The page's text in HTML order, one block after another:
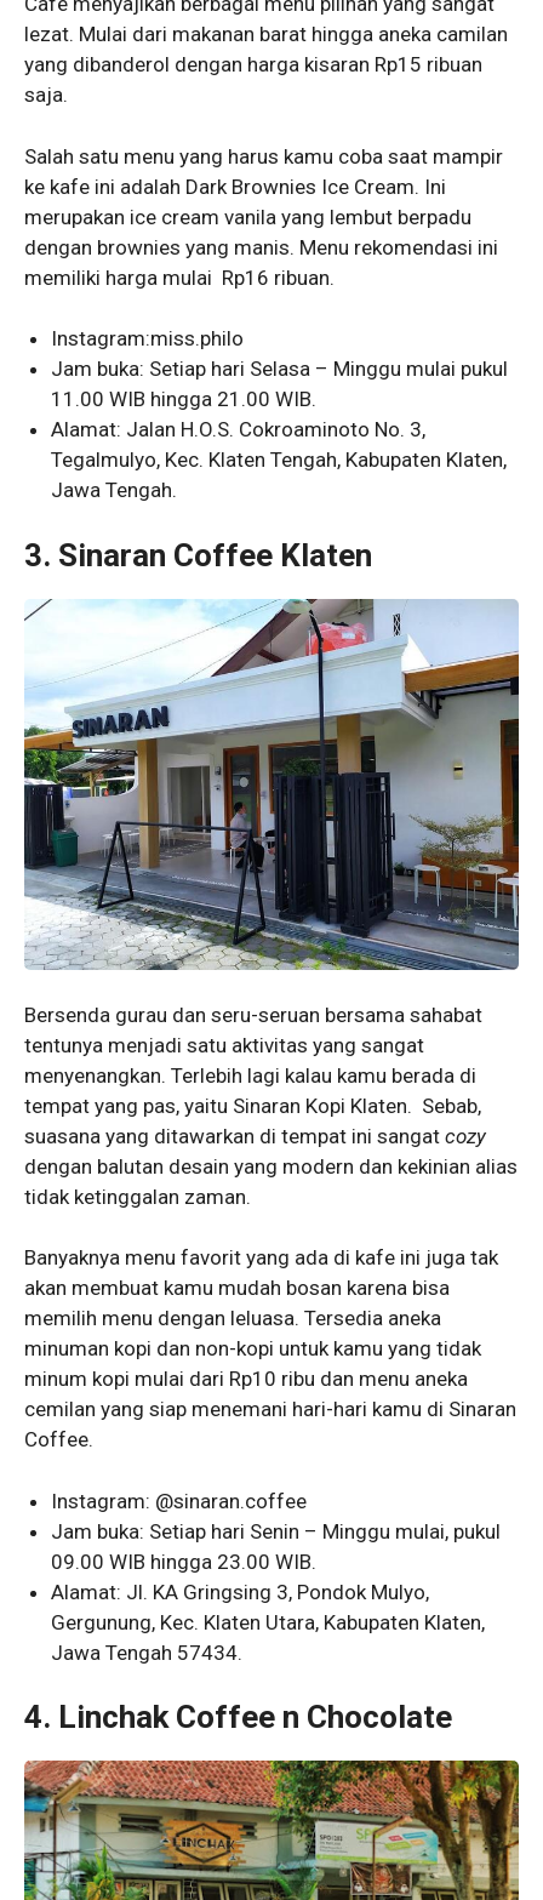
lezat. Mulai dari makanan barat hingga aneka camilan
yang dibanderol dengan harga kisaran Rp15 ribuan
saja.
Salah satu menu yang harus kamu coba saat mampir
ke kafe ini adalah Dark Brownies Ice Cream. Ini
merupakan ice cream vanila yang lembut berpadu
dengan brownies yang manis. Menu rekomendasi ini
memiliki harga mulai Rp16 ribuan.
Instagram:miss.philo
Jam buka: Setiap hari Selasa – Minggu mulai pukul
11.00 WIB hingga 21.00 WIB.
Alamat: Jalan H.O.S. Cokroaminoto No. 3,
Tegalmulyo, Kec. Klaten Tengah, Kabupaten Klaten,
Jawa Tengah.
3. Sinaran Coffee Klaten
Bersenda gurau dan seru-seruan bersama sahabat
tentunya menjadi satu aktivitas yang sangat
menyenangkan. Terlebih lagi kalau kamu berada di
tempat yang pas, yaitu Sinaran Kopi Klaten. Sebab,
suasana yang ditawarkan di tempat ini sangat cozy
dengan balutan desain yang modern dan kekinian alias
tidak ketinggalan zaman.
Banyaknya menu favorit yang ada di kafe ini juga tak
akan membuat kamu mudah bosan karena bisa
memilih menu dengan leluasa. Tersedia aneka
minuman kopi dan non-kopi untuk kamu yang tidak
minum kopi mulai dari Rp10 ribu dan menu aneka
cemilan yang siap menemani hari-hari kamu di Sinaran
Coffee.
Instagram: @sinaran.coffee
Jam buka: Setiap hari Senin – Minggu mulai, pukul
09.00 WIB hingga 23.00 WIB.
Alamat: Jl. KA Gringsing 3, Pondok Mulyo,
Gergunung, Kec. Klaten Utara, Kabupaten Klaten,
Jawa Tengah 57434.
4. Linchak Coffee n Chocolate